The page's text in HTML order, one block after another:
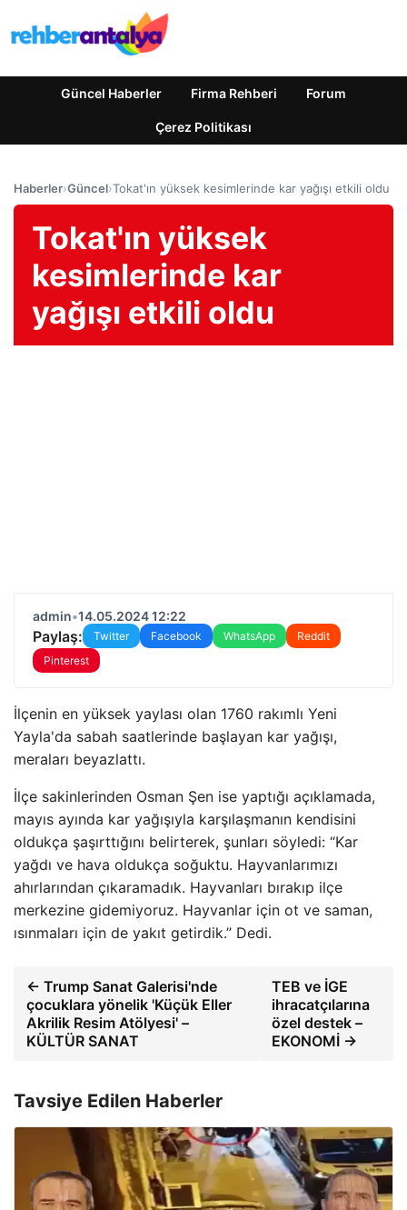
Güncel Haberler Firma Rehberi Forum
Çerez Politikası
Haberler›Güncel›Tokat'ın yüksek kesimlerinde kar yağışı etkili oldu
Tokat'ın yüksek
kesimlerinde kar
yağışı etkili oldu
admin•14.05.2024 12:22
Paylaş: Twitter Facebook WhatsApp
Reddit
Pinterest
İlçenin en yüksek yaylası olan 1760 rakımlı Yeni
Yayla'da sabah saatlerinde başlayan kar yağışı,
meraları beyazlattı.
İlçe sakinlerinden Osman Şen ise yaptığı açıklamada,
mayıs ayında kar yağışıyla karşılaşmanın kendisini
oldukça şaşırttığını belirterek, şunları söyledi: “Kar
yağdı ve hava oldukça soğuktu. Hayvanlarımızı
ahırlarından çıkaramadık. Hayvanları bırakıp ilçe
merkezine gidemiyoruz. Hayvanlar için ot ve saman,
ısınmaları için de yakıt getirdik.” Dedi.
← Trump Sanat Galerisi'nde
çocuklara yönelik 'Küçük Eller
Akrilik Resim Atölyesi' –
KÜLTÜR SANAT
TEB ve İGE
ihracatçılarına
özel destek –
EKONOMİ →
Tavsiye Edilen Haberler